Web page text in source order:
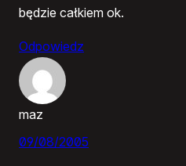
będzie całkiem ok.
Odpowiedz
maz
09/08/2005